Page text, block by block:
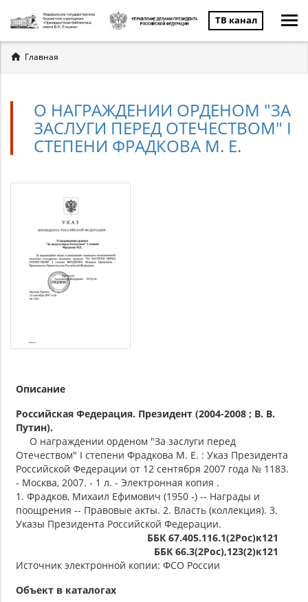
ТВ канал
Вы
здесь
Главная
О НАГРАЖДЕНИИ ОРДЕНОМ "ЗА
ЗАСЛУГИ ПЕРЕД ОТЕЧЕСТВОМ" I
СТЕПЕНИ ФРАДКОВА М. Е.
Описание
Российская Федерация. Президент (2004-2008 ; В. В.
Путин).
О награждении орденом "За заслуги перед
Отечеством" I степени Фрадкова М. Е. : Указ Президента
Российской Федерации от 12 сентября 2007 года № 1183.
- Москва, 2007. - 1 л. - Электронная копия .
1. Фрадков, Михаил Ефимович (1950 -) -- Награды и
поощрения -- Правовые акты. 2. Власть (коллекция). 3.
Указы Президента Российской Федерации.
ББК 67.405.116.1(2Рос)к121
ББК 66.3(2Рос),123(2)к121
Источник электронной копии: ФСО России
Объект в каталогах